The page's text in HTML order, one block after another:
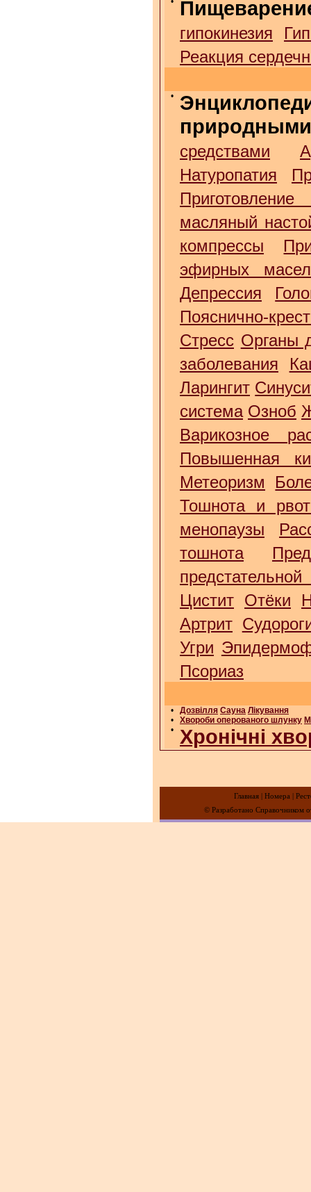
гипокинезия
Реакция
•
средствами
Натуропатия
масляный
компрессы
эфирных
Депрессия
Пояснично-
Стресс Органы
заболевания
Ларингит
система Озноб
Варикозное
Повышенная
Метеоризм
Тошнота и
менопаузы
тошнота
Цистит Отёки
Артрит
Угри
Псориаз
• Дозвілля Сауна Лікування
•
Хвороби оперованого шлунку
•
Хронічні
Главная | Номера |
© Разработано Справочником